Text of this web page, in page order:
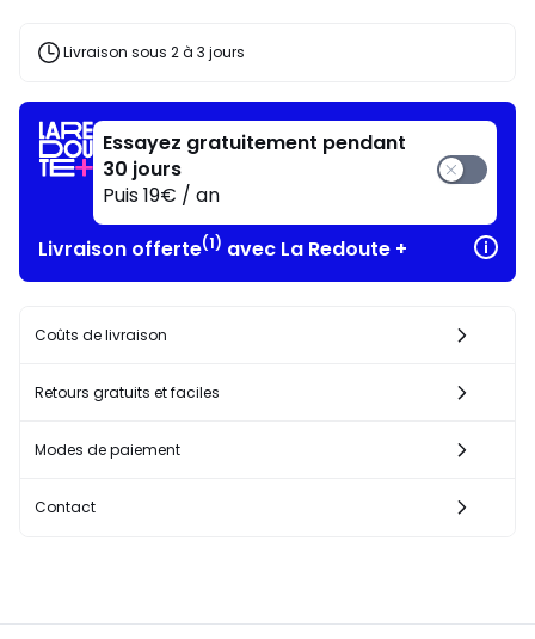
articles
profite
!
Livraison sous 2 à 3 jours
Essayez gratuitement pendant
30 jours
Puis 19€ / an
Livraison offerte(1) avec La Redoute +
Coûts de livraison
Retours gratuits et faciles
Modes de paiement
Contact